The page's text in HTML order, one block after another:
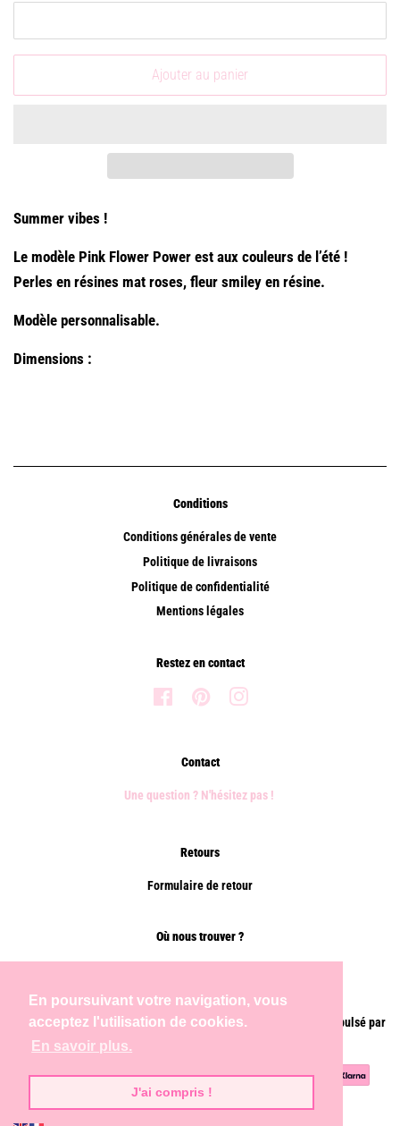
En poursuivant votre navigation, vous
acceptez l'utilisation de cookies.
En savoir plus.
J'ai compris !
Ajouter au panier
Summer vibes !
Le modèle Pink Flower Power est aux couleurs de l’été !
Perles en résines mat roses, fleur smiley en résine.
Modèle personnalisable.
Dimensions :
Conditions
Conditions générales de vente
Politique de livraisons
Politique de confidentialité
Mentions légales
Restez en contact
Facebook Pinterest
Contact
Une question ? N'hésitez pas !
Retours
Formulaire de retour
Où nous trouver ?
Droit d'auteur © 2026,Chems Paris.Commerce électronique propulsé par
Méthodes
de